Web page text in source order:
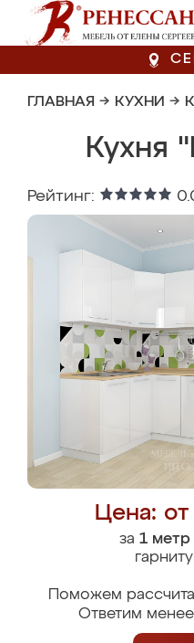
ГЛАВНАЯ → КУХНИ →
Кухня
Рейтинг:
Цена:
за 1 метр
Поможем
Ответим